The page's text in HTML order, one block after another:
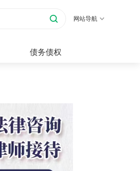
网站导航
债务债权